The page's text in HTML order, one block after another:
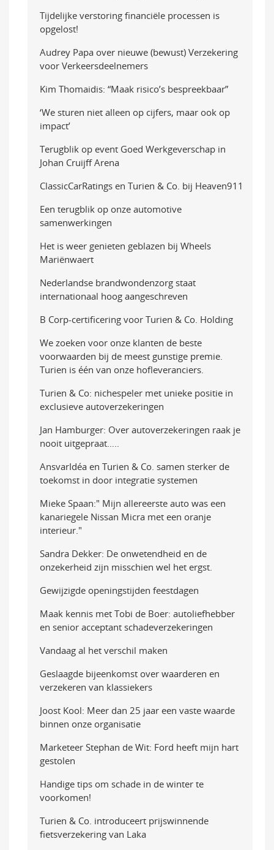
Tijdelijke verstoring financiële processen is
opgelost!
Audrey Papa over nieuwe (bewust) Verzekering
voor Verkeersdeelnemers
Kim Thomaidis: “Maak risico’s bespreekbaar”
‘We sturen niet alleen op cijfers, maar ook op
impact’
Terugblik op event Goed Werkgeverschap in
Johan Cruijff Arena
ClassicCarRatings en Turien & Co. bij Heaven911
Een terugblik op onze automotive
samenwerkingen
Het is weer genieten geblazen bij Wheels
Mariënwaert
Nederlandse brandwondenzorg staat
internationaal hoog aangeschreven
B Corp-certificering voor Turien & Co. Holding
We zoeken voor onze klanten de beste
voorwaarden bij de meest gunstige premie.
Turien is één van onze hofleveranciers.
Turien & Co: nichespeler met unieke positie in
exclusieve autoverzekeringen
Jan Hamburger: Over autoverzekeringen raak je
nooit uitgepraat…..
AnsvarIdéa en Turien & Co. samen sterker de
toekomst in door integratie systemen
Mieke Spaan:" Mijn allereerste auto was een
kanariegele Nissan Micra met een oranje
interieur."
Sandra Dekker: De onwetendheid en de
onzekerheid zijn misschien wel het ergst.
Gewijzigde openingstijden feestdagen
Maak kennis met Tobi de Boer: autoliefhebber
en senior acceptant schadeverzekeringen
Vandaag al het verschil maken
Geslaagde bijeenkomst over waarderen en
verzekeren van klassiekers
Joost Kool: Meer dan 25 jaar een vaste waarde
binnen onze organisatie
Marketeer Stephan de Wit: Ford heeft mijn hart
gestolen
Handige tips om schade in de winter te
voorkomen!
Turien & Co. introduceert prijswinnende
fietsverzekering van Laka